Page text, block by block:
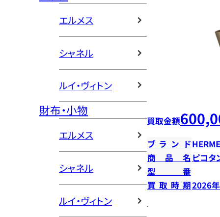
エルメス
シャネル
ルイ・ヴィトン
財布・小物
エルメス
シャネル
ルイ・ヴィトン
買取金額
ブランド
商品名 ピコタ
型番
買取時期2026